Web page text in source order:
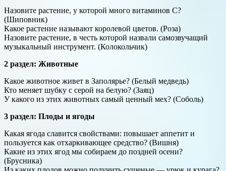
Назовите растение, у которой много витаминов С?
(Шиповник)
Какое растение называют королевой цветов. (Роза)
Назовите растение, в честь которой назвали самозвучащий
музыкальный инструмент. (Колокольчик)
2 раздел: Животные
Какое животное живет в Заполярье? (Белый медведь)
Кто меняет шубку с серой на белую? (Заяц)
У какого из этих животных самый ценный мех? (Соболь)
3 раздел: Плоды и ягоды
Какая ягода славится свойствами: повышает аппетит и
пользуется как отхаркивающее средство? (Вишня)
Какие из этих ягод мы собираем до поздней осени?
(Брусника)